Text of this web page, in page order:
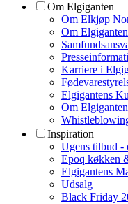
Om Elgiganten
Om Elkjøp
Om Elgiganten
Karriere i
Elgigantens
Om
Inspiration
Ugens tilbud -
Epoq køkken
Elgigantens
Udsalg
Black Friday